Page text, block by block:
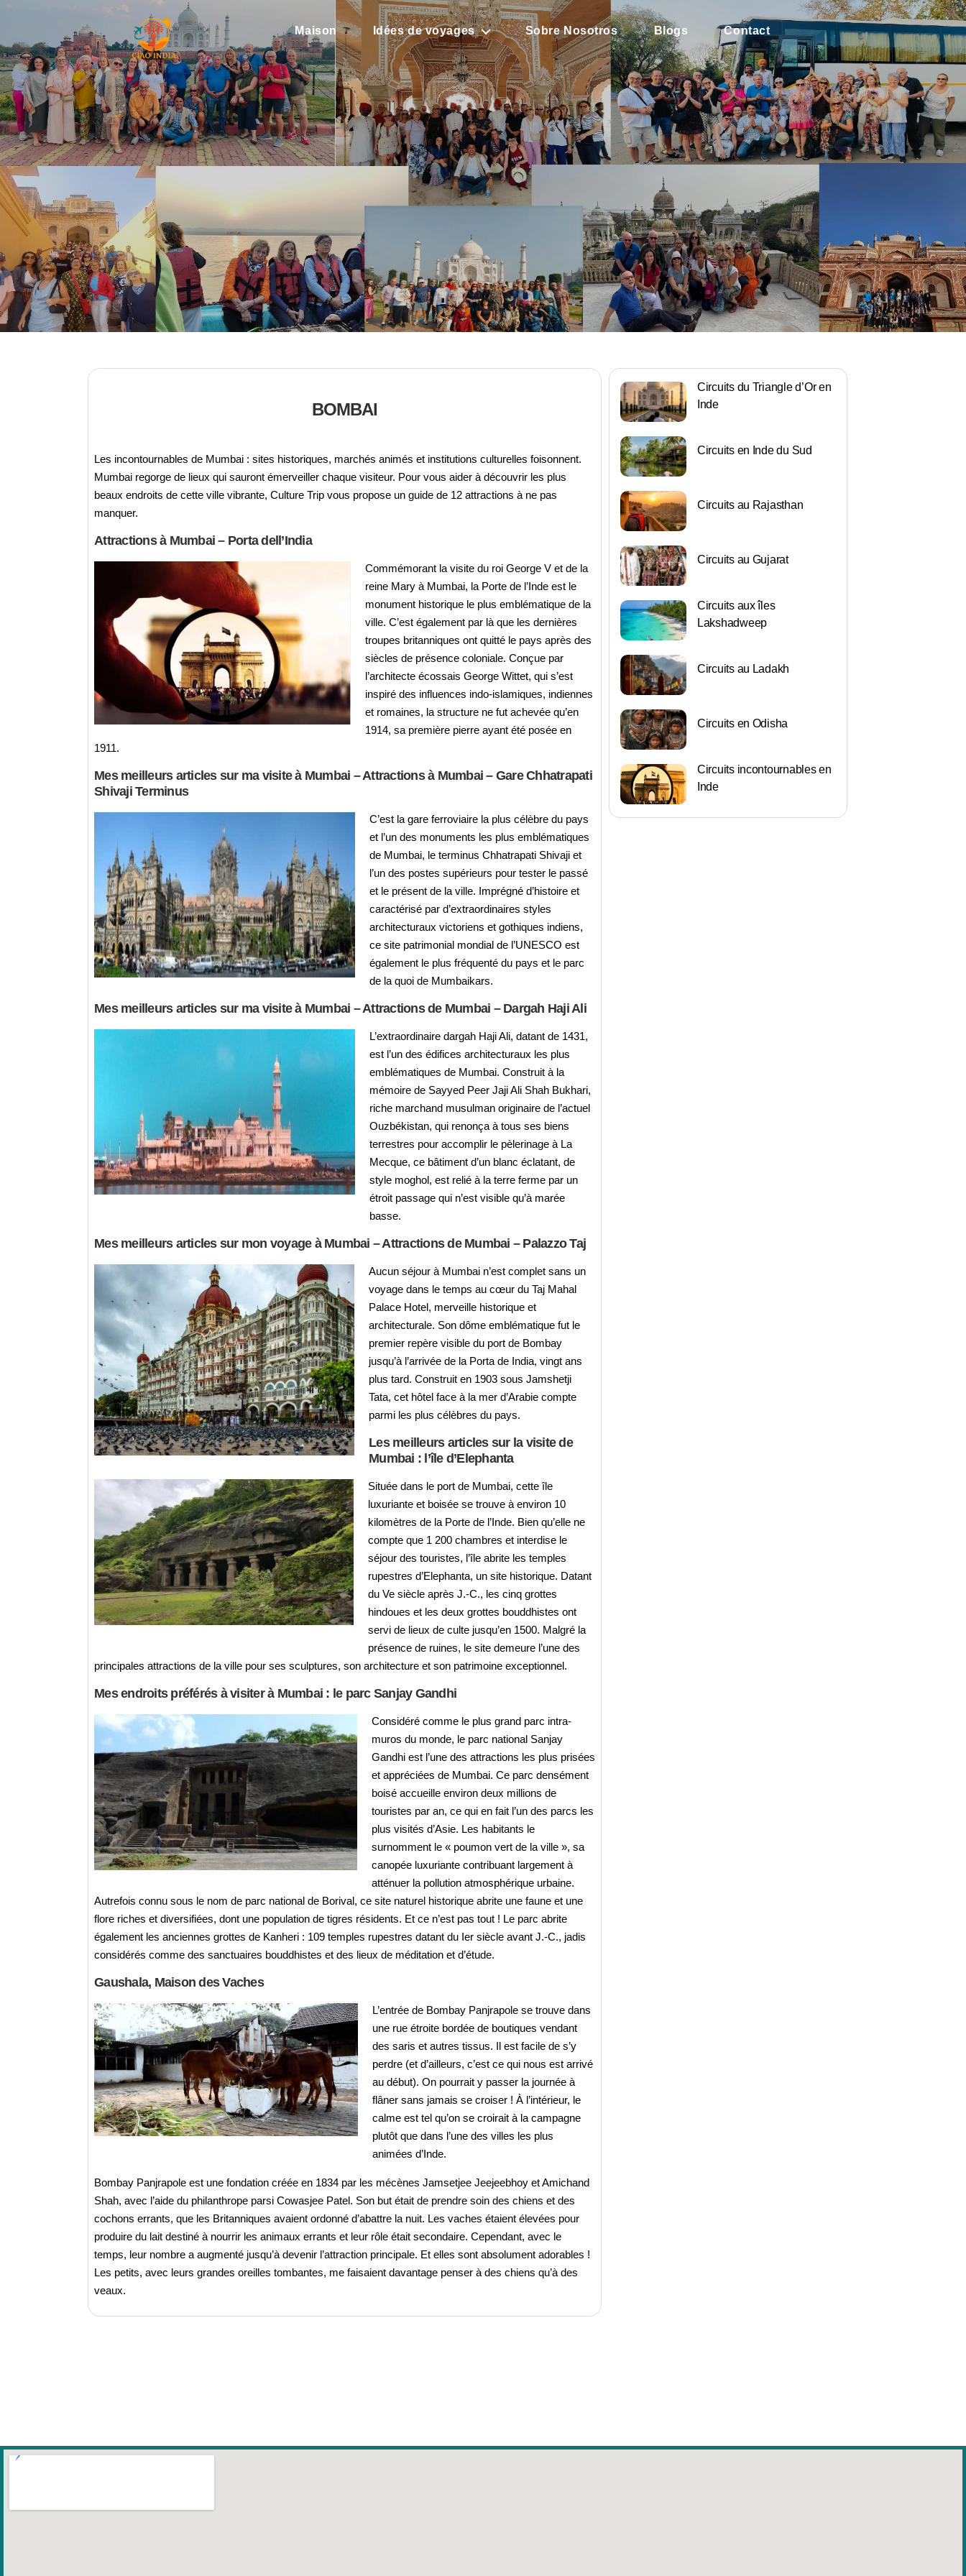
ciaoindiatours
Maison Idées de voyages Sobre Nosotros Blogs Contact
BOMBAI
Les incontournables de Mumbai : sites historiques, marchés animés et institutions culturelles foisonnent.
Mumbai regorge de lieux qui sauront émerveiller chaque visiteur. Pour vous aider à découvrir les plus
beaux endroits de cette ville vibrante, Culture Trip vous propose un guide de 12 attractions à ne pas
manquer.
Attractions à Mumbai – Porta dell’India
Commémorant la visite du roi George V et de la
reine Mary à Mumbai, la Porte de l’Inde est le
monument historique le plus emblématique de la
ville. C’est également par là que les dernières
troupes britanniques ont quitté le pays après des
siècles de présence coloniale. Conçue par
l’architecte écossais George Wittet, qui s’est
inspiré des influences indo-islamiques, indiennes
et romaines, la structure ne fut achevée qu’en
1914, sa première pierre ayant été posée en
1911.
Mes meilleurs articles sur ma visite à Mumbai – Attractions à Mumbai – Gare Chhatrapati
Shivaji Terminus
C’est la gare ferroviaire la plus célèbre du pays
et l’un des monuments les plus emblématiques
de Mumbai, le terminus Chhatrapati Shivaji et
l’un des postes supérieurs pour tester le passé
et le présent de la ville. Imprégné d’histoire et
caractérisé par d’extraordinaires styles
architecturaux victoriens et gothiques indiens,
ce site patrimonial mondial de l’UNESCO est
également le plus fréquenté du pays et le parc
de la quoi de Mumbaikars.
Mes meilleurs articles sur ma visite à Mumbai – Attractions de Mumbai – Dargah Haji Ali
L’extraordinaire dargah Haji Ali, datant de 1431,
est l’un des édifices architecturaux les plus
emblématiques de Mumbai. Construit à la
mémoire de Sayyed Peer Jaji Ali Shah Bukhari,
riche marchand musulman originaire de l’actuel
Ouzbékistan, qui renonça à tous ses biens
terrestres pour accomplir le pèlerinage à La
Mecque, ce bâtiment d’un blanc éclatant, de
style moghol, est relié à la terre ferme par un
étroit passage qui n’est visible qu’à marée
basse.
Mes meilleurs articles sur mon voyage à Mumbai – Attractions de Mumbai – Palazzo Taj
Aucun séjour à Mumbai n’est complet sans un
voyage dans le temps au cœur du Taj Mahal
Palace Hotel, merveille historique et
architecturale. Son dôme emblématique fut le
premier repère visible du port de Bombay
jusqu’à l’arrivée de la Porta de India, vingt ans
plus tard. Construit en 1903 sous Jamshetji
Tata, cet hôtel face à la mer d’Arabie compte
parmi les plus célèbres du pays.
Les meilleurs articles sur la visite de
Mumbai : l’île d’Elephanta
Située dans le port de Mumbai, cette île
luxuriante et boisée se trouve à environ 10
kilomètres de la Porte de l’Inde. Bien qu’elle ne
compte que 1 200 chambres et interdise le
séjour des touristes, l’île abrite les temples
rupestres d’Elephanta, un site historique. Datant
du Ve siècle après J.-C., les cinq grottes
hindoues et les deux grottes bouddhistes ont
servi de lieux de culte jusqu’en 1500. Malgré la
présence de ruines, le site demeure l’une des
principales attractions de la ville pour ses sculptures, son architecture et son patrimoine exceptionnel.
Mes endroits préférés à visiter à Mumbai : le parc Sanjay Gandhi
Considéré comme le plus grand parc intra-
muros du monde, le parc national Sanjay
Gandhi est l’une des attractions les plus prisées
et appréciées de Mumbai. Ce parc densément
boisé accueille environ deux millions de
touristes par an, ce qui en fait l’un des parcs les
plus visités d’Asie. Les habitants le
surnomment le « poumon vert de la ville », sa
canopée luxuriante contribuant largement à
atténuer la pollution atmosphérique urbaine.
Autrefois connu sous le nom de parc national de Borival, ce site naturel historique abrite une faune et une
flore riches et diversifiées, dont une population de tigres résidents. Et ce n’est pas tout ! Le parc abrite
également les anciennes grottes de Kanheri : 109 temples rupestres datant du Ier siècle avant J.-C., jadis
considérés comme des sanctuaires bouddhistes et des lieux de méditation et d’étude.
Gaushala, Maison des Vaches
L’entrée de Bombay Panjrapole se trouve dans
une rue étroite bordée de boutiques vendant
des saris et autres tissus. Il est facile de s’y
perdre (et d’ailleurs, c’est ce qui nous est arrivé
au début). On pourrait y passer la journée à
flâner sans jamais se croiser ! À l’intérieur, le
calme est tel qu’on se croirait à la campagne
plutôt que dans l’une des villes les plus
animées d’Inde.
Bombay Panjrapole est une fondation créée en 1834 par les mécènes Jamsetjee Jeejeebhoy et Amichand
Shah, avec l’aide du philanthrope parsi Cowasjee Patel. Son but était de prendre soin des chiens et des
cochons errants, que les Britanniques avaient ordonné d’abattre la nuit. Les vaches étaient élevées pour
produire du lait destiné à nourrir les animaux errants et leur rôle était secondaire. Cependant, avec le
temps, leur nombre a augmenté jusqu’à devenir l’attraction principale. Et elles sont absolument adorables !
Les petits, avec leurs grandes oreilles tombantes, me faisaient davantage penser à des chiens qu’à des
veaux.
Circuits du Triangle d’Or en
Inde
Circuits en Inde du Sud
Circuits au Rajasthan
Circuits au Gujarat
Circuits aux îles
Lakshadweep
Circuits au Ladakh
Circuits en Odisha
Circuits incontournables en
Inde